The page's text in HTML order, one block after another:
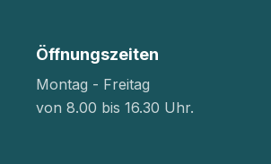
Öffnungszeiten
Montag - Freitag
von 8.00 bis 16.30 Uhr.